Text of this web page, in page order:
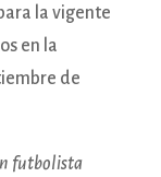
la vigente
en la
de
futbolista